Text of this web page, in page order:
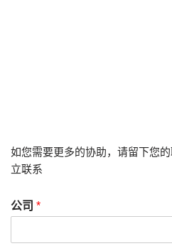
如您需要更多的协助，请留下您
立联系
公司 *